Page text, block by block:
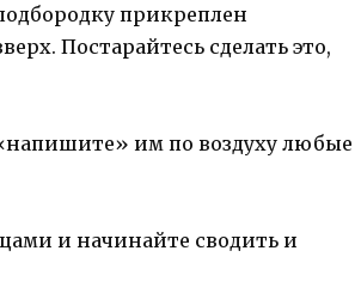
прикреплен
Постарайтесь сделать это,
им по воздуху любые
и начинайте сводить и